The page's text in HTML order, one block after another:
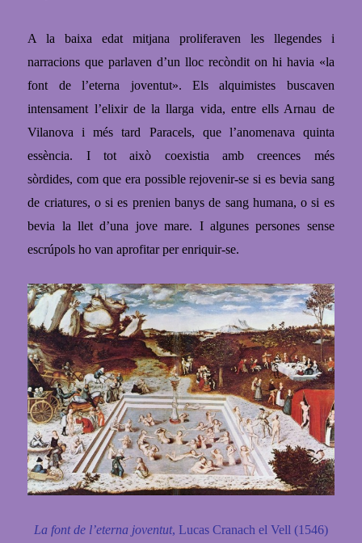
A la baixa edat mitjana proliferaven les llegendes i
narracions que parlaven d’un lloc recòndit on hi havia «la
font de l’eterna joventut». Els alquimistes buscaven
intensament l’elixir de la llarga vida, entre ells Arnau de
Vilanova i més tard Paracels, que l’anomenava quinta
essència. I tot això coexistia amb creences més
sòrdides,com que era possible rejovenir-se si es bevia sang
de criatures, o si es prenien banys de sang humana, o si es
bevia la llet d’una jove mare. I algunes persones sense
escrúpols ho van aprofitar per enriquir-se.
La font de l’eterna joventut, Lucas Cranach el Vell (1546)